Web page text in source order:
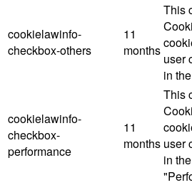
cookielawinfo-
checkbox-others
11
months
This
user
in
cookielawinfo-
checkbox-
performance
11
months
This
user
in